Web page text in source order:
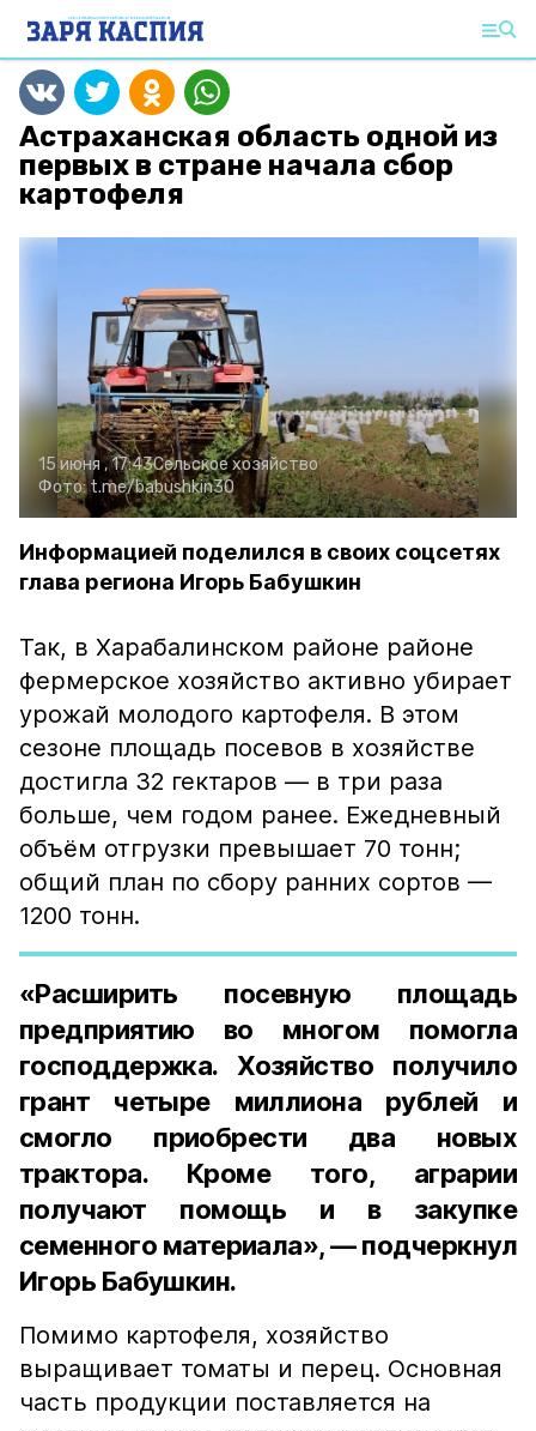
Астраханская область одной из
первых в стране начала сбор
картофеля
15 июня , 17:43Сельское хозяйство
Фото:t.me/babushkin30
Информацией поделился в своих соцсетях
глава региона Игорь Бабушкин
Так, в Харабалинском районе районе
фермерское хозяйство активно убирает
урожай молодого картофеля. В этом
сезоне площадь посевов в хозяйстве
достигла 32 гектаров — в три раза
больше, чем годом ранее. Ежедневный
объём отгрузки превышает 70 тонн;
общий план по сбору ранних сортов —
1200 тонн.
«Расширить посевную площадь
предприятию во многом помогла
господдержка. Хозяйство получило
грант четыре миллиона рублей и
смогло приобрести два новых
трактора. Кроме того, аграрии
получают помощь и в закупке
семенного материала», — подчеркнул
Игорь Бабушкин.
Помимо картофеля, хозяйство
выращивает томаты и перец. Основная
часть продукции поставляется на